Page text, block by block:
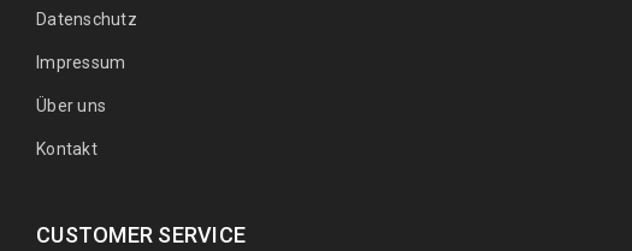
Datenschutz
Impressum
Über uns
Kontakt
CUSTOMER SERVICE